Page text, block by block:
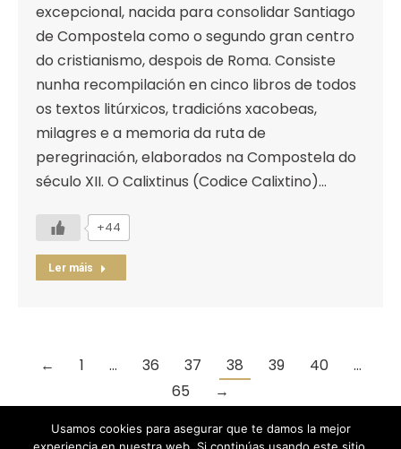
excepcional, nacida para consolidar Santiago
de Compostela como o segundo gran centro
do cristianismo, despois de Roma. Consiste
nunha recompilación en cinco libros de todos
os textos litúrxicos, tradicións xacobeas,
milagres e a memoria da ruta de
peregrinación, elaborados na Compostela do
século XII. O Calixtinus (Codice Calixtino)…
+44
Ler máis
← 1 … 36 37 38 39 40
…
65
→
Usamos cookies para asegurar que te damos la mejor